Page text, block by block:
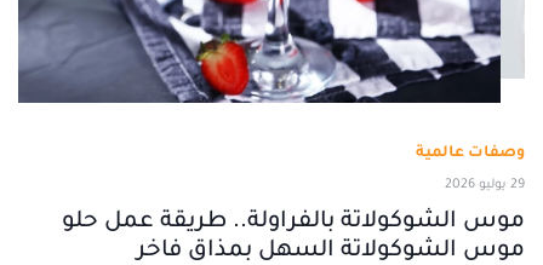
وصفات عالمية
29 يوليو 2026
موس الشوكولاتة بالفراولة.. طريقة عمل حلو
موس الشوكولاتة السهل بمذاق فاخر